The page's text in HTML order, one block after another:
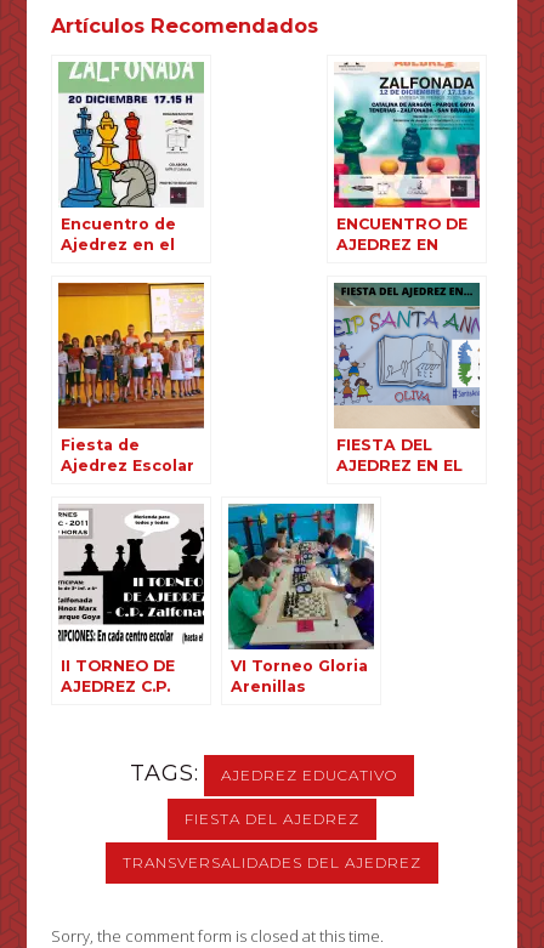
Artículos Recomendados
Encuentro de
Ajedrez en el
ENCUENTRO DE
AJEDREZ EN
Fiesta de
Ajedrez Escolar
Santa Ana de
Sabiñánigo
FIESTA DEL
AJEDREZ EN EL
ANNA DE OLIVA
II TORNEO DE
AJEDREZ C.P.
VI Torneo Gloria
Arenillas
TAGS: AJEDREZ EDUCATIVO
FIESTA DEL AJEDREZ
TRANSVERSALIDADES DEL AJEDREZ
Sorry, the comment form is closed at this time.